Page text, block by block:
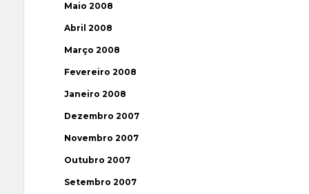
Maio 2008
Abril 2008
Março 2008
Fevereiro 2008
Janeiro 2008
Dezembro 2007
Novembro 2007
Outubro 2007
Setembro 2007